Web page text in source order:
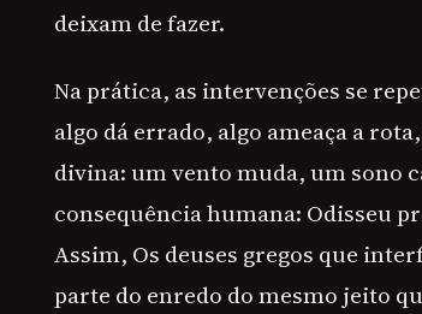
deixam de fazer.
Na prática, as intervenções se
algo dá errado, algo ameaça a
divina: um vento muda, um sono
consequência humana: Odisseu
Assim, Os deuses gregos que
parte do enredo do mesmo jeito